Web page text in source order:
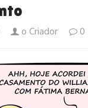
o Criador 0